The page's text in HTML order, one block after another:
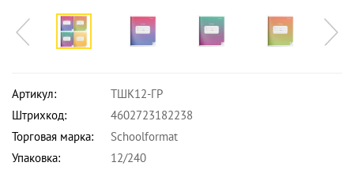
Артикул:
ТШК12-ГР
Штрихкод:
4602723182238
Торговая марка:
Schoolformat
Упаковка:
12/240